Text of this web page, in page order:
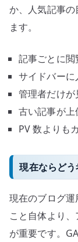
か、人気記事
ます。
記事ごとに
サイドバー
管理者だけ
古い記事が
PV 数よりも
現在ならど
現在のブログ
こと自体より
が重要です。